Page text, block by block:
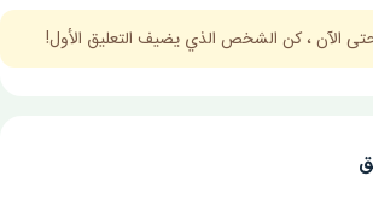
الآن ، كن الشخص الذي يضيف التعليق الأول!